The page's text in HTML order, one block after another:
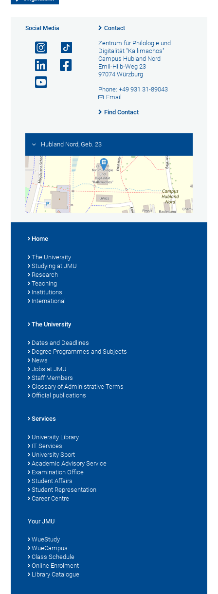
Social Media Contact
Zentrum für Philologie und
Digitalität "Kallimachos"
Campus Hubland Nord
Emil-Hilb-Weg 23
97074 Würzburg
Phone: +49 931 31-89043
Email
Find Contact
Hubland Nord, Geb. 23
Home
The University
Studying at JMU
Research
Teaching
Institutions
International
The University
Dates and Deadlines
Degree Programmes and Subjects
News
Jobs at JMU
Staff Members
Glossary of Administrative Terms
Official publications
Services
University Library
IT Services
University Sport
Academic Advisory Service
Examination Office
Student Affairs
Student Representation
Career Centre
Your JMU
WueStudy
WueCampus
Class Schedule
Online Enrolment
Library Catalogue